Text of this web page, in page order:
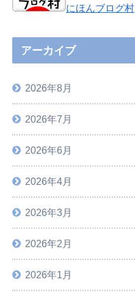
にほんブログ村
アーカイブ
2026年8月
2026年7月
2026年6月
2026年4月
2026年3月
2026年2月
2026年1月